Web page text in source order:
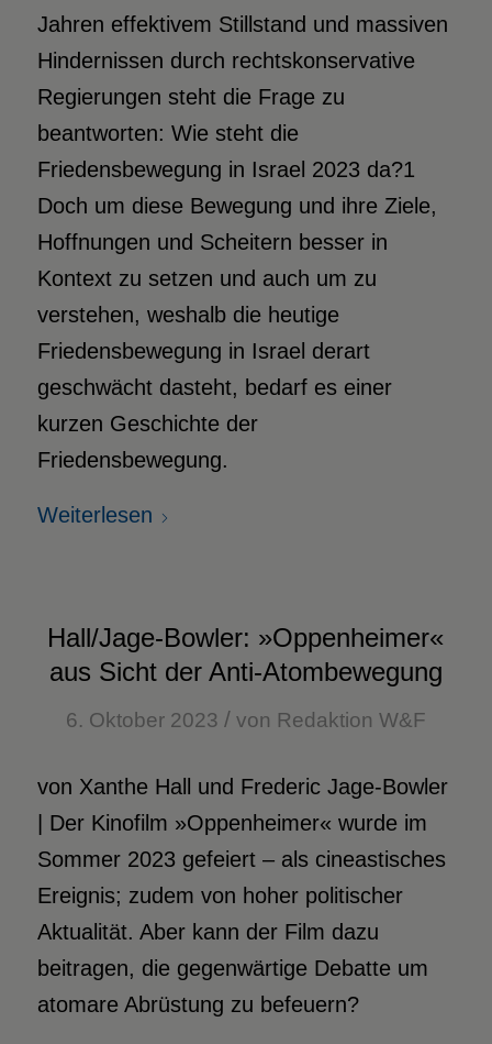
Jahren effektivem Stillstand und massiven
Hindernissen durch rechtskonservative
Regierungen steht die Frage zu
beantworten: Wie steht die
Friedensbewegung in Israel 2023 da?1
Doch um diese Bewegung und ihre Ziele,
Hoffnungen und Scheitern besser in
Kontext zu setzen und auch um zu
verstehen, weshalb die heutige
Friedensbewegung in Israel derart
geschwächt dasteht, bedarf es einer
kurzen Geschichte der
Friedensbewegung.
Weiterlesen
Hall/Jage-Bowler: »Oppenheimer«
aus Sicht der Anti-Atombewegung
6. Oktober 2023 / von Redaktion W&F
von Xanthe Hall und Frederic Jage-Bowler
| Der Kinofilm »Oppenheimer« wurde im
Sommer 2023 gefeiert – als cineastisches
Ereignis; zudem von hoher politischer
Aktualität. Aber kann der Film dazu
beitragen, die gegenwärtige Debatte um
atomare Abrüstung zu befeuern?